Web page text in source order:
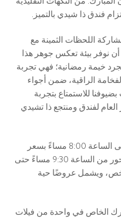
فندق ذا شيدي بالتميز.
اللحظات الثمينة مع
أن نوفر بيئة تعكس جوهر هذا
خيمة رمضانية؛ فهي تجربة
الراقية، ضمن أجواء
للاستمتاع بتجربة
لفندق ومنتجع ذا تشيدي
يُقدَّم الإفطار يوميًا من غروب الشمس حتى الساعة 8:00 مساءً بسعر
295 ريال قطري للشخص. كما يتوفر السحور من الساعة 9:30 مساءً حتى
قطري للشخص، ويشمل عروضًا حية
الخاص في واحدة من فيلات